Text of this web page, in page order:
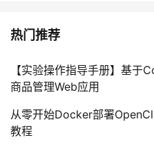
热门推荐
【实验操作指导手册】基
商品管理Web应用
从零开始Docker部署
教程